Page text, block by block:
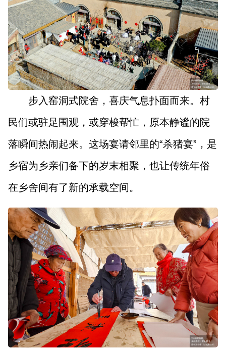
步入窑洞式院舍，喜庆气息扑面而来。村
民们或驻足围观，或穿梭帮忙，原本静谧的院
落瞬间热闹起来。这场宴请邻里的“杀猪宴”，是
乡宿为乡亲们备下的岁末相聚，也让传统年俗
在乡舍间有了新的承载空间。